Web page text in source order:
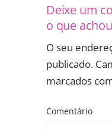
Deixe um
o que
O seu
publicado.
marcados
Comentário